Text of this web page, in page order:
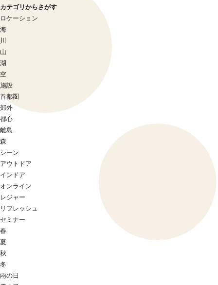
カテゴリからさがす
ロケーション
海
川
山
湖
空
施設
首都圏
郊外
都心
離島
森
シーン
アウトドア
インドア
オンライン
レジャー
リフレッシュ
セミナー
春
夏
秋
冬
雨の日